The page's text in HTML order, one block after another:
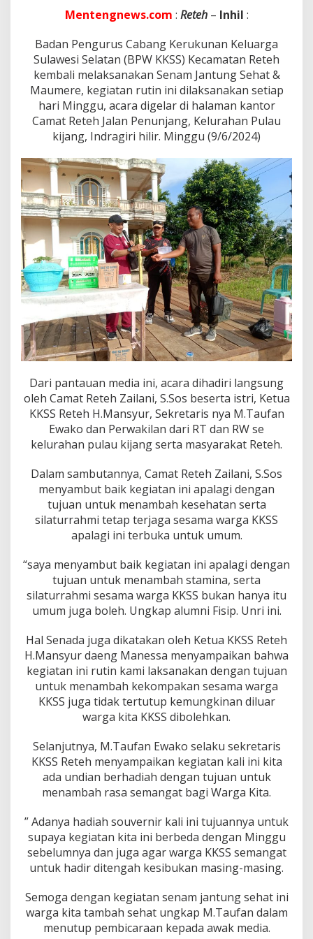
n
u
n
g
S
e
h
a
&
a
u
m
e
r
e
Mentengnews.com : Reteh– Inhil :
Badan Pengurus Cabang Kerukunan Keluarga
Sulawesi Selatan (BPW KKSS) Kecamatan Reteh
kembali melaksanakan Senam Jantung Sehat &
Maumere, kegiatan rutin ini dilaksanakan setiap
hari Minggu, acara digelar di halaman kantor
Camat Reteh Jalan Penunjang, Kelurahan Pulau
kijang, Indragiri hilir. Minggu (9/6/2024)
Dari pantauan media ini, acara dihadiri langsung
oleh Camat Reteh Zailani, S.Sos beserta istri, Ketua
KKSS Reteh H.Mansyur, Sekretaris nya M.Taufan
Ewako dan Perwakilan dari RT dan RW se
kelurahan pulau kijang serta masyarakat Reteh.
Dalam sambutannya, Camat Reteh Zailani, S.Sos
menyambut baik kegiatan ini apalagi dengan
tujuan untuk menambah kesehatan serta
silaturrahmi tetap terjaga sesama warga KKSS
apalagi ini terbuka untuk umum.
“saya menyambut baik kegiatan ini apalagi dengan
tujuan untuk menambah stamina, serta
silaturrahmi sesama warga KKSS bukan hanya itu
umum juga boleh. Ungkap alumni Fisip. Unri ini.
Hal Senada juga dikatakan oleh Ketua KKSS Reteh
H.Mansyur daeng Manessa menyampaikan bahwa
kegiatan ini rutin kami laksanakan dengan tujuan
untuk menambah kekompakan sesama warga
KKSS juga tidak tertutup kemungkinan diluar
warga kita KKSS dibolehkan.
Selanjutnya, M.Taufan Ewako selaku sekretaris
KKSS Reteh menyampaikan kegiatan kali ini kita
ada undian berhadiah dengan tujuan untuk
menambah rasa semangat bagi Warga Kita.
” Adanya hadiah souvernir kali ini tujuannya untuk
supaya kegiatan kita ini berbeda dengan Minggu
sebelumnya dan juga agar warga KKSS semangat
untuk hadir ditengah kesibukan masing-masing.
Semoga dengan kegiatan senam jantung sehat ini
warga kita tambah sehat ungkap M.Taufan dalam
menutup pembicaraan kepada awak media.